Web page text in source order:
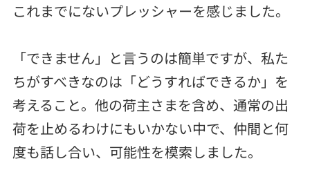
これまでにないプレッシャーを感じました。
「できません」と言うのは簡単ですが、私た
ちがすべきなのは「どうすればできるか」を
考えること。他の荷主さまを含め、通常の出
荷を止めるわけにもいかない中で、仲間と何
度も話し合い、可能性を模索しました。